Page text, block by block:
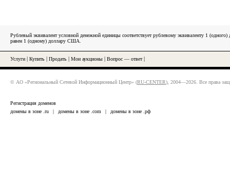
Рублевый эквивалент условной денежной единицы соответствует рублевому эквиваленту 1
равен 1 (одному) доллару США.
Услуги Купить Продать Мои аукционы Вопрос — ответ|
© АО «Региональный Сетевой Информационный Центр» (RU-CENTER), 2004—2026. Все права
Регистрация доменов
домены в зоне .ru
| домены в зоне .com | домены в зоне .рф